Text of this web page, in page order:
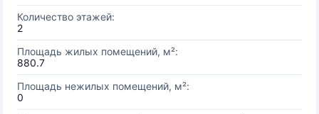
Количество этажей:
2
Площадь жилых помещений, м²:
880.7
Площадь нежилых помещений, м²:
0